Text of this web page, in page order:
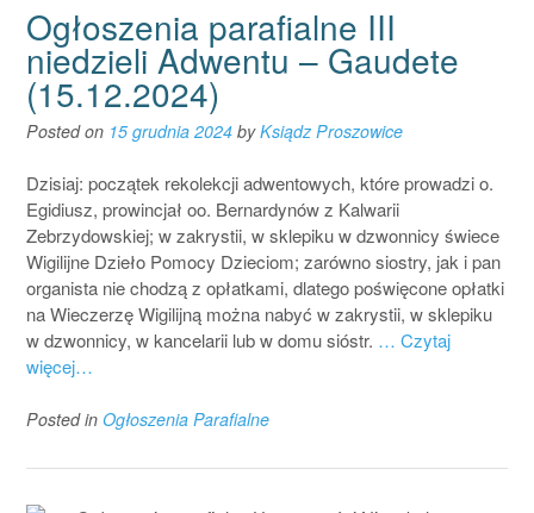
Ogłoszenia parafialne III
niedzieli Adwentu – Gaudete
(15.12.2024)
Posted on 15 grudnia 2024 byKsiądz Proszowice
Dzisiaj: początek rekolekcji adwentowych, które prowadzi o.
Egidiusz, prowincjał oo. Bernardynów z Kalwarii
Zebrzydowskiej; w zakrystii, w sklepiku w dzwonnicy świece
Wigilijne Dzieło Pomocy Dzieciom; zarówno siostry, jak i pan
organista nie chodzą z opłatkami, dlatego poświęcone opłatki
na Wieczerzę Wigilijną można nabyć w zakrystii, w sklepiku
w dzwonnicy, w kancelarii lub w domu sióstr. … Czytaj
więcej…
Posted in Ogłoszenia Parafialne